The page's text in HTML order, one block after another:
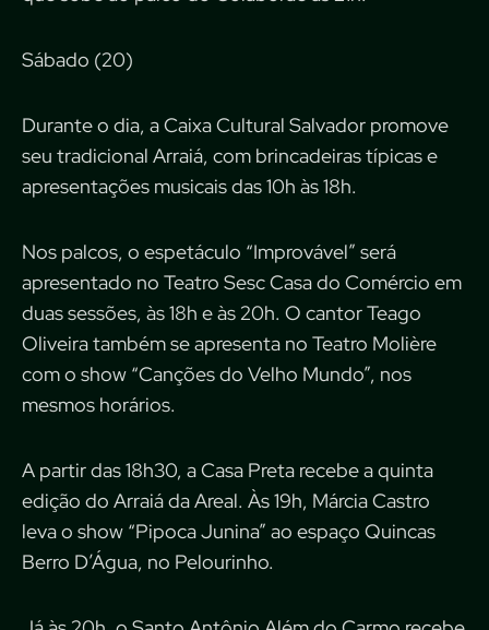
Sábado (20)
Durante o dia, a Caixa Cultural Salvador promove
seu tradicional Arraiá, com brincadeiras típicas e
apresentações musicais das 10h às 18h.
Nos palcos, o espetáculo “Improvável” será
apresentado no Teatro Sesc Casa do Comércio em
duas sessões, às 18h e às 20h. O cantor Teago
Oliveira também se apresenta no Teatro Molière
com o show “Canções do Velho Mundo”, nos
mesmos horários.
A partir das 18h30, a Casa Preta recebe a quinta
edição do Arraiá da Areal. Às 19h, Márcia Castro
leva o show “Pipoca Junina” ao espaço Quincas
Berro D’Água, no Pelourinho.